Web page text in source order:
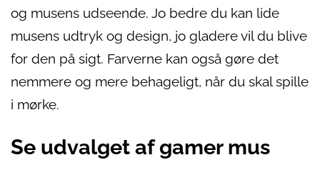
og musens udseende. Jo bedre du kan lide
musens udtryk og design, jo gladere vil du blive
for den på sigt. Farverne kan også gøre det
nemmere og mere behageligt, når du skal spille
i mørke.
Se udvalget af gamer mus